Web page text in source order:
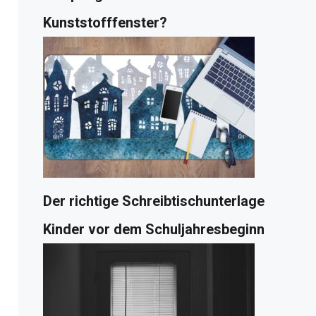
Kunststofffenster?
Der richtige Schreibtischunterlage
Kinder vor dem Schuljahresbeginn